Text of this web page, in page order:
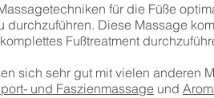
für die Füße
Diese Massage
Fußtreatment
sich sehr gut mit vielen anderen
und Faszienmassage und